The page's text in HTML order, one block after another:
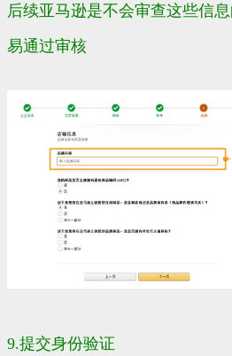
后续亚马逊是不会审查这些信
易通过审核
9.提交身份验证